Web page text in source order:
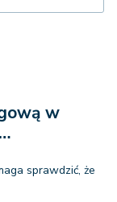
w
sprawdzić, że